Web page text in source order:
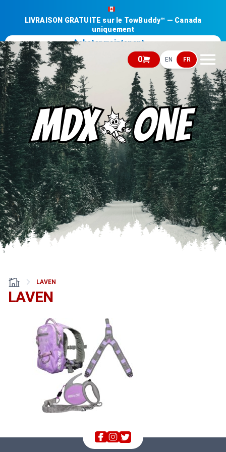
0 EN FR
LAVEN
LAVEN
LIVRAISON GRATUITE sur le TowBuddy™ — Canada
uniquement
Acheter maintenant →